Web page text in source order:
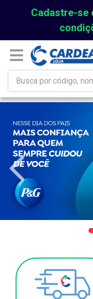
Cadastre-se